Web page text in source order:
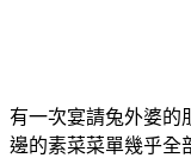
有一次宴請兔外婆的
邊的素菜菜單幾乎全